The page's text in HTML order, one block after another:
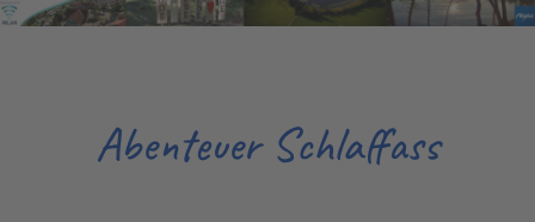
Abenteuer Schlaffass